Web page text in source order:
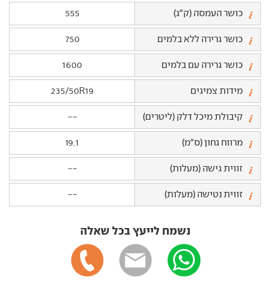
כושר העמסה (ק"ג) 555
כושר גרירה ללא בלמים 750
כושר גרירה עם בלמים 1600
מידות צמיגים 235/50R19
קיבולת מיכל דלק (ליטרים) --
מרווח גחון (ס"מ) 19.1
זווית גישה (מעלות) --
זווית נטישה (מעלות) --
נשמח לייעץ בכל שאלה